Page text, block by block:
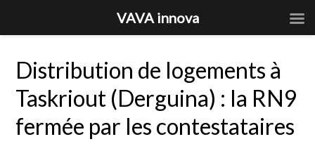
Distribution de logements à
Taskriout (Derguina) : la RN9
fermée par les contestataires
VAVA innova